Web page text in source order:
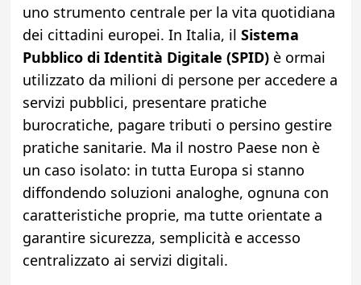
uno strumento centrale per la vita quotidiana
dei cittadini europei. In Italia, il Sistema
Pubblico di Identità Digitale (SPID)è ormai
utilizzato da milioni di persone per accedere a
servizi pubblici, presentare pratiche
burocratiche, pagare tributi o persino gestire
pratiche sanitarie. Ma il nostro Paese non è
un caso isolato: in tutta Europa si stanno
diffondendo soluzioni analoghe, ognuna con
caratteristiche proprie, ma tutte orientate a
garantire sicurezza, semplicità e accesso
centralizzato ai servizi digitali.